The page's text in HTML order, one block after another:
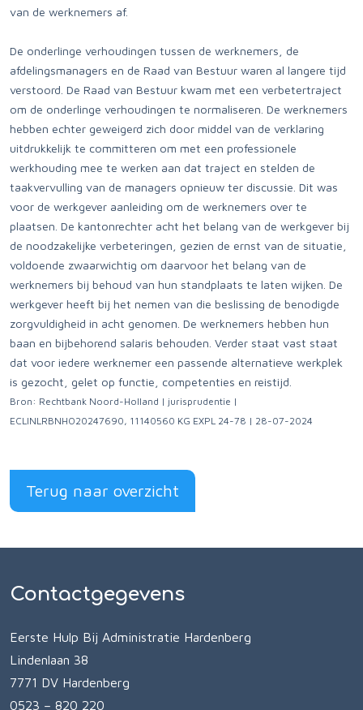
van de werknemers af.
De onderlinge verhoudingen tussen de werknemers, de
afdelingsmanagers en de Raad van Bestuur waren al langere tijd
verstoord. De Raad van Bestuur kwam met een verbetertraject
om de onderlinge verhoudingen te normaliseren. De werknemers
hebben echter geweigerd zich door middel van de verklaring
uitdrukkelijk te committeren om met een professionele
werkhouding mee te werken aan dat traject en stelden de
taakvervulling van de managers opnieuw ter discussie. Dit was
voor de werkgever aanleiding om de werknemers over te
plaatsen. De kantonrechter acht het belang van de werkgever bij
de noodzakelijke verbeteringen, gezien de ernst van de situatie,
voldoende zwaarwichtig om daarvoor het belang van de
werknemers bij behoud van hun standplaats te laten wijken. De
werkgever heeft bij het nemen van die beslissing de benodigde
zorgvuldigheid in acht genomen. De werknemers hebben hun
baan en bijbehorend salaris behouden. Verder staat vast staat
dat voor iedere werknemer een passende alternatieve werkplek
is gezocht, gelet op functie, competenties en reistijd.
Bron: Rechtbank Noord-Holland | jurisprudentie |
ECLINLRBNHO20247690, 11140560 KG EXPL 24-78 | 28-07-2024
Terug naar overzicht
Contactgegevens
Eerste Hulp Bij Administratie Hardenberg
Lindenlaan 38
7771 DV Hardenberg
0523 – 820 220